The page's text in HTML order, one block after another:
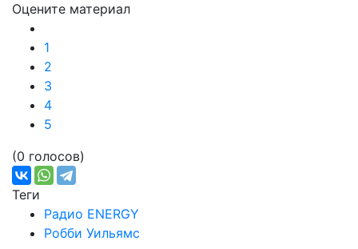
Оцените материал
1
2
3
4
5
(0 голосов)
Теги
Радио ENERGY
Робби Уильямс